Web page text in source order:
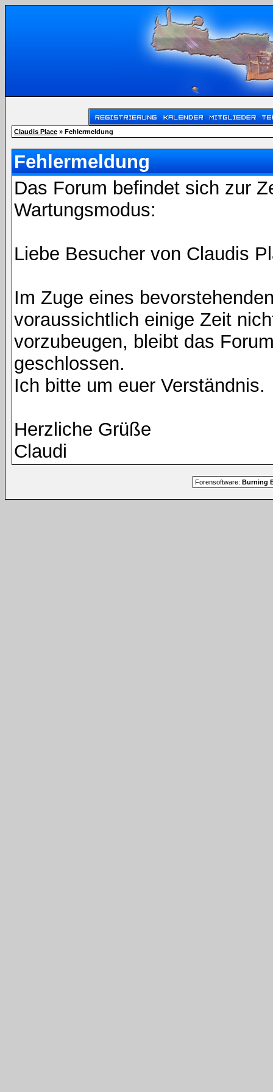
Claudis Place » Fehlermeldung
Fehlermeldung
Das Forum befindet sich zur
Wartungsmodus:
Liebe Besucher von Claudis
Im Zuge eines
voraussichtlich einige Zeit
vorzubeugen, bleibt das
geschlossen.
Ich bitte um euer Verständnis.
Herzliche Grüße
Claudi
Forensoftware: Burning